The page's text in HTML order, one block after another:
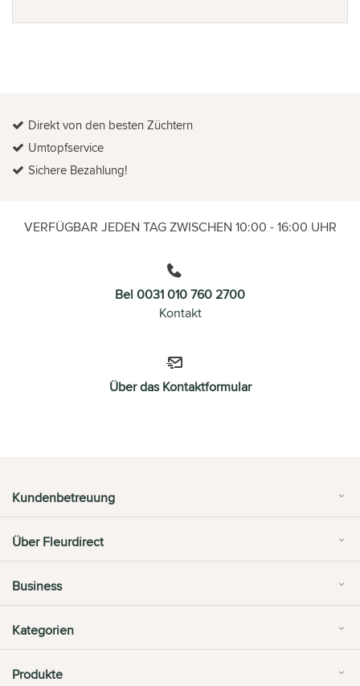
Direkt von den besten Züchtern
Umtopfservice
Sichere Bezahlung!
VERFÜGBAR JEDEN TAG ZWISCHEN 10:00 - 16:00 UHR
Bel 0031 010 760 2700
Kontakt
Über das Kontaktformular
Kundenbetreuung
Über Fleurdirect
Business
Kategorien
Produkte